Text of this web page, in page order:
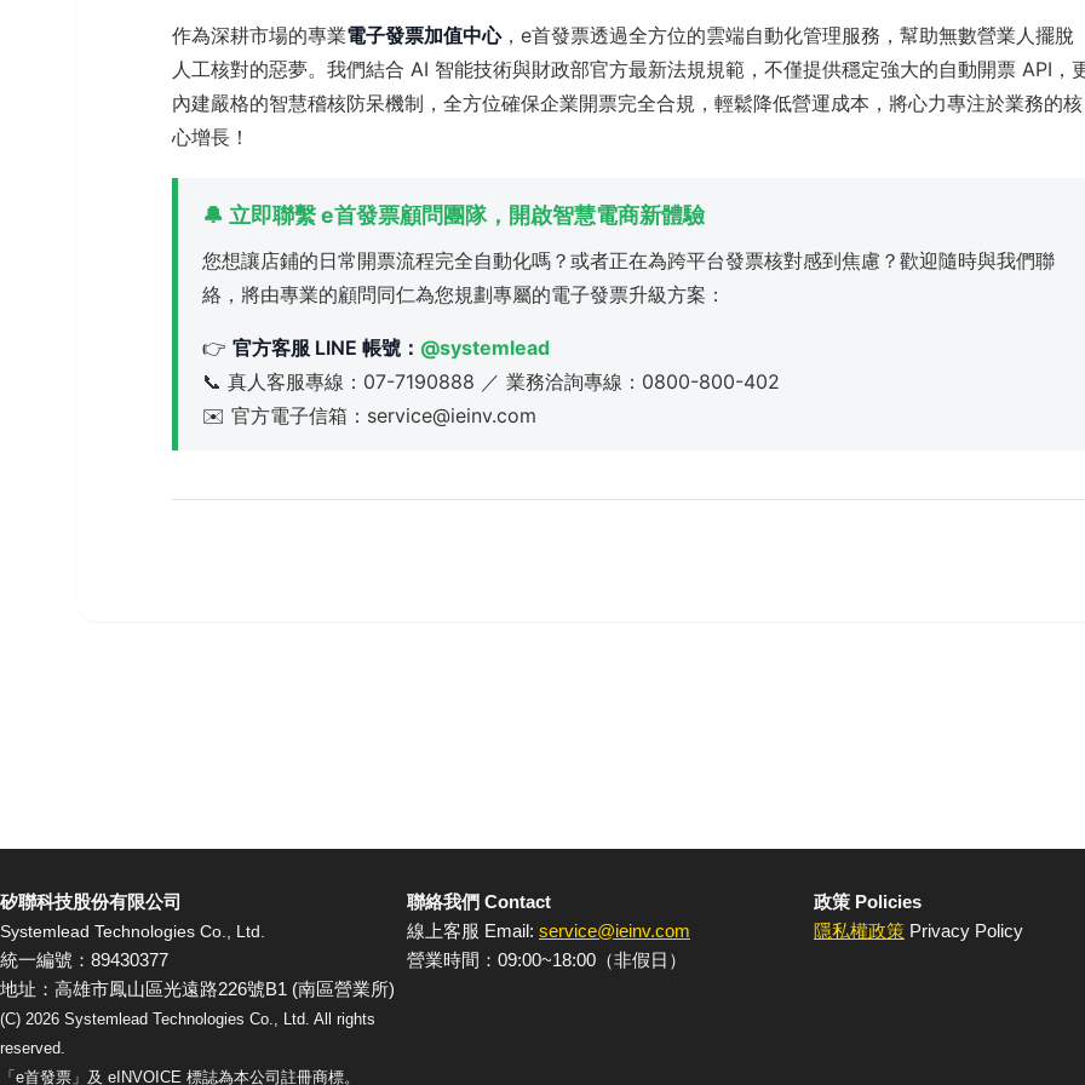
作為深耕市場的專業電子發票加值中心，e首發票透過全方位的雲端自動化管理服務，幫助無數營業人擺脫
人工核對的惡夢。我們結合 AI 智能技術與財政部官方最新法規規範，不僅提供穩定強大的自動開票 API，
內建嚴格的智慧稽核防呆機制，全方位確保企業開票完全合規，輕鬆降低營運成本，將心力專注於業務的核
心增長！
🔔 立即聯繫 e首發票顧問團隊，開啟智慧電商新體驗
您想讓店鋪的日常開票流程完全自動化嗎？或者正在為跨平台發票核對感到焦慮？歡迎隨時與我們聯
絡，將由專業的顧問同仁為您規劃專屬的電子發票升級方案：
👉 官方客服 LINE 帳號： @systemlead
📞 真人客服專線：07-7190888 ／ 業務洽詢專線：0800-800-402
✉️ 官方電子信箱：service@ieinv.com
矽聯科技股份有限公司
Systemlead Technologies Co., Ltd.
統一編號：89430377
地址：高雄市鳳山區光遠路226號B1 (南區營業所)
(C) 2026 Systemlead Technologies Co., Ltd. All rights
reserved.
「e首發票」及 eINVOICE 標誌為本公司註冊商標。
聯絡我們 Contact
線上客服 Email: service@ieinv.com
營業時間：09:00~18:00（非假日）
政策 Policies
隱私權政策 Privacy Policy